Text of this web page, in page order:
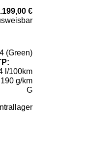
€
4 (Green)
l/100km
190 g/km
G